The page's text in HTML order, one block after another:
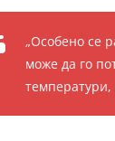
„Особено се
може да го
температури,